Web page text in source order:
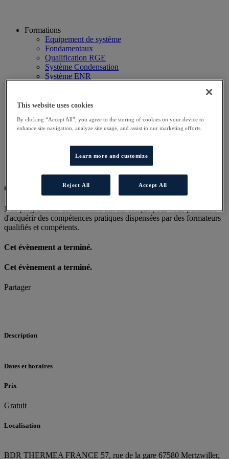
Formations
Equipement de système
Fondamentaux
Qualification RGE
Système Condensation
Système ENR
Webinaire
Hôtels
Planning
Particulier
Professionnel
Cet évènement a terminé.
Nos programmes de formation ont été conçus pour vous permettre
d'acquérir des compétences pratiques dispensées par des formateurs
qualifiés et compétents.
Cet évènement a terminé.
Cet évènement a terminé.
Partager
Description
Dates et horaires
Prix
Gratuit
Localisation
BDR THERMEA FRANCE 57, rue de la gare 67580 Mertzwiller,
This website uses cookies
By clicking “Accept All”, you agree to the storing of cookies on your device to
enhance site navigation, analyze site usage, and assist in our marketing efforts.
Learn more and customize
Reject All Accept All